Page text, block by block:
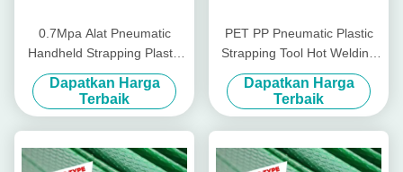
0.7Mpa Alat Pneumatic
Handheld Strapping Plastic
Material Hand Packaging
Machine
Dapatkan Harga
Terbaik
PET PP Pneumatic Plastic
Strapping Tool Hot Welding
Strapping Tensioner Tool
Dapatkan Harga
Terbaik